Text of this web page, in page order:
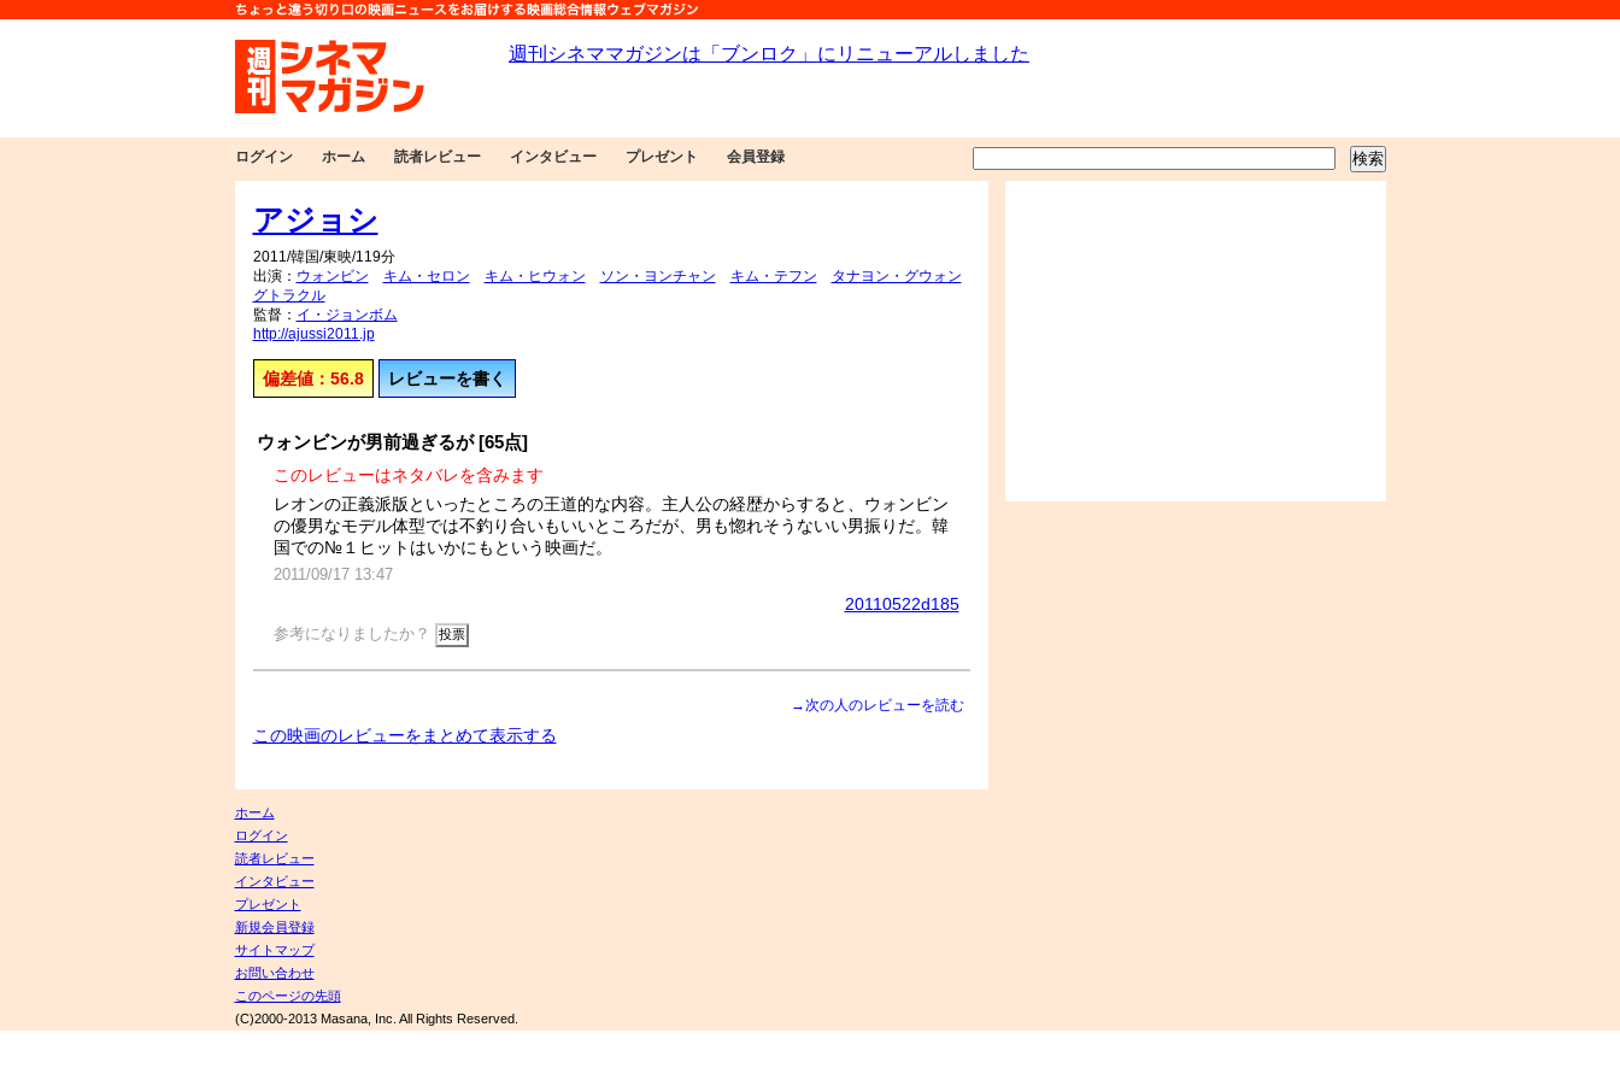
ログイン ホーム 読者レビュー インタビュー プレゼント 会員登録
アジョシ
2011/韓国/東映/119分
出演： ウォンビン キム・セロン キム・ヒウォン ソン・ヨンチャン キム・テフン
タナヨン・グウォン
グトラクル
監督： イ・ジョンボム
http://ajussi2011.jp
偏差値：56.8 レビューを書く
ウォンビンが男前過ぎるが [65点]
このレビューはネタバレを含みます
レオンの正義派版といったところの王道的な内容。主人公の経歴からすると、ウォンビン
の優男なモデル体型では不釣り合いもいいところだが、男も惚れそうないい男振りだ。韓
国での№１ヒットはいかにもという映画だ。
2011/09/17 13:47
20110522d185
参考になりましたか？
→次の人のレビューを読む
この映画のレビューをまとめて表示する
ホーム
ログイン
読者レビュー
インタビュー
プレゼント
新規会員登録
サイトマップ
お問い合わせ
このページの先頭
(C)2000-2013 Masana, Inc. All Rights Reserved.